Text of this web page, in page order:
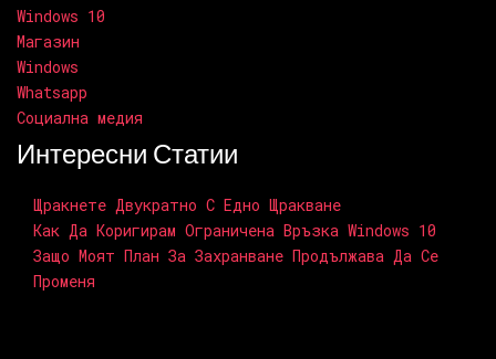
Windows 10
Магазин
Windows
Whatsapp
Социална медия
Интересни Статии
Щракнете Двукратно С Едно Щракване
Как Да Коригирам Ограничена Връзка Windows 10
Защо Моят План За Захранване Продължава Да Се
Променя